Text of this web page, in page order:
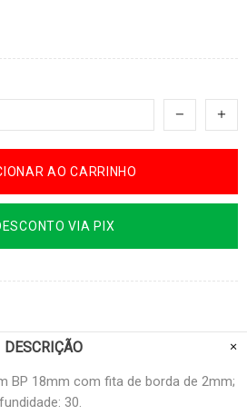
AO CARRINHO
VIA PIX
DESCRIÇÃO
BP 18mm com fita de borda de 2mm;
30.